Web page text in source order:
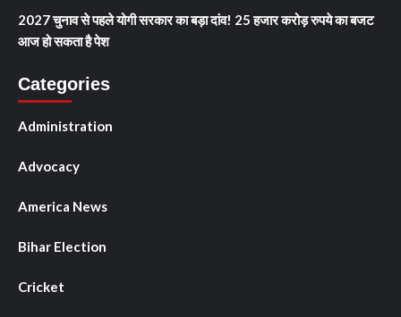
2027 चुनाव से पहले योगी सरकार का बड़ा दांव! 25 हजार करोड़ रुपये का बजट
आज हो सकता है पेश
Categories
Administration
Advocacy
America News
Bihar Election
Cricket